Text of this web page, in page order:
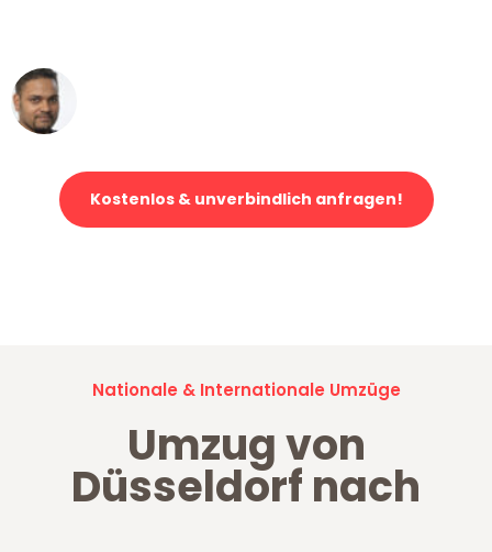
Kostenlos & unverbindlich anfragen!
Nationale & Internationale Umzüge
Umzug von
Düsseldorf nach